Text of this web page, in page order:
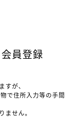
員登録
すが、
で住所入力等の手間
ません。